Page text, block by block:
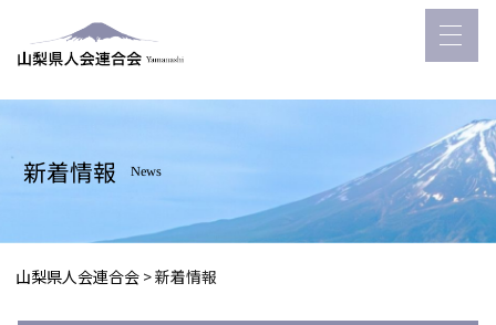
新着情報 News
山梨県人会連合会 >新着情報